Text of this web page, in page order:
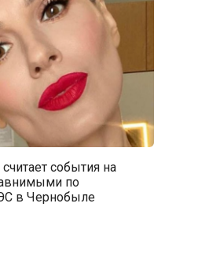
события на
по
в Чернобыле